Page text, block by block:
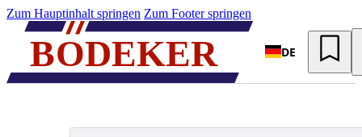
Zum Hauptinhalt springen Zum Footer springen
DE